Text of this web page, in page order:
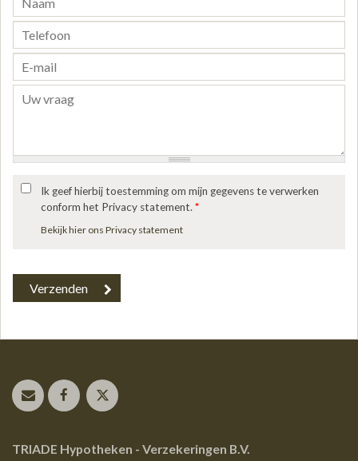
Ik geef hierbij toestemming om mijn gegevens te verwerken
conform het Privacy statement.*
Bekijk hier ons Privacy statement
TRIADE Hypotheken - Verzekeringen B.V.